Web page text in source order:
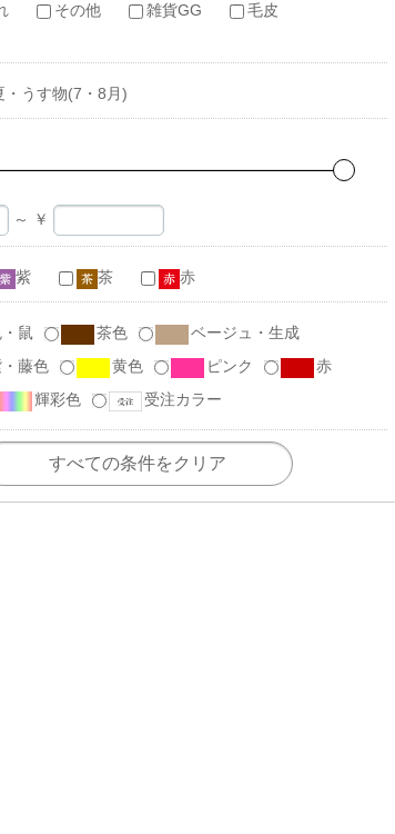
その他 雑貨GG
毛皮
・うす物(7・8月)
～ ￥
紫 茶 赤
鼠 茶色
ベージュ・生成
藤色 黄色 ピンク
赤
輝彩色 受注カラー